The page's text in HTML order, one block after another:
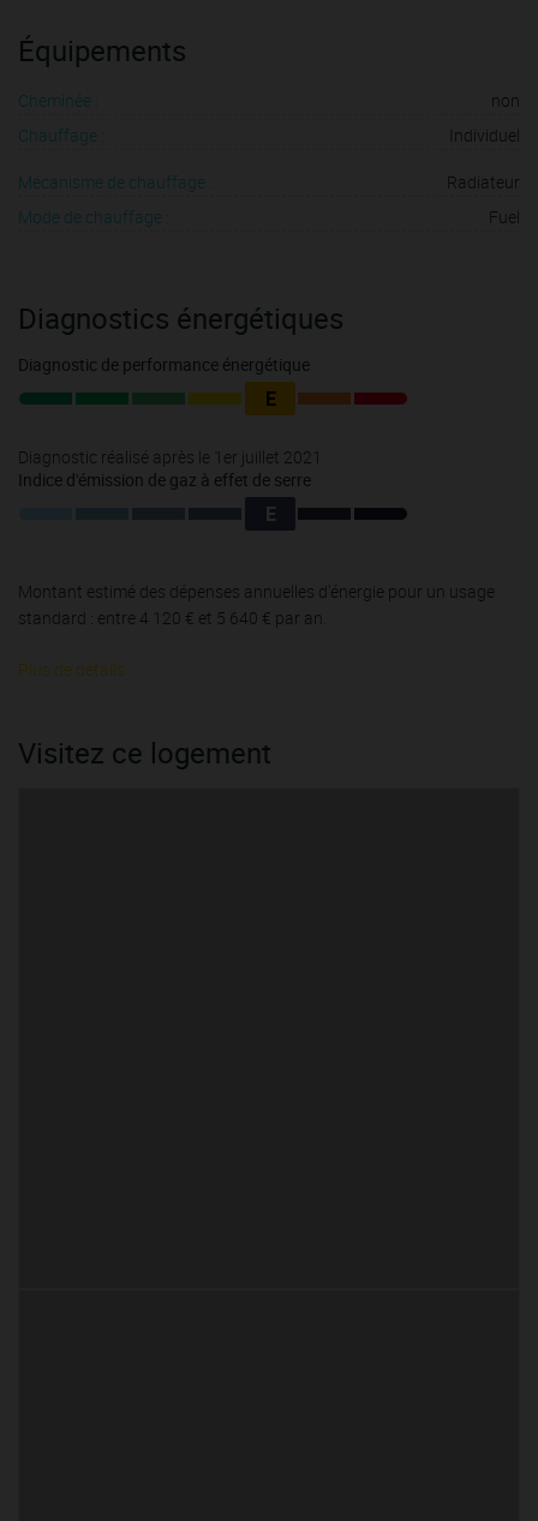
Équipements
Cheminée :
non
Chauffage :
Individuel
Mécanisme de chauffage :
Radiateur
Mode de chauffage :
Fuel
Diagnostics énergétiques
Diagnostic de performance énergétique
E
Diagnostic réalisé après le 1er juillet 2021
Indice d'émission de gaz à effet de serre
E
Montant estimé des dépenses annuelles d'énergie pour un usage
standard : entre 4 120 € et 5 640 € par an.
Plus de détails
Visitez ce logement